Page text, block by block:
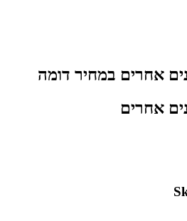
אחרים במחיר דומה
אחרים